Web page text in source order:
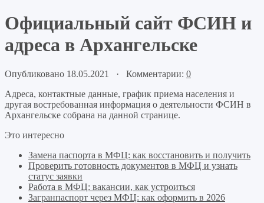
Официальный сайт ФСИН и
адреса в Архангельске
Опубликовано 18.05.2021 · Комментарии: 0
Адреса, контактные данные, график приема населения и
другая востребованная информация о деятельности ФСИН в
Архангельске собрана на данной странице.
Это интересно
Замена паспорта в МФЦ: как восстановить и получить
Проверить готовность документов в МФЦ и узнать
статус заявки
Работа в МФЦ: вакансии, как устроиться
Загранпаспорт через МФЦ: как оформить в 2026